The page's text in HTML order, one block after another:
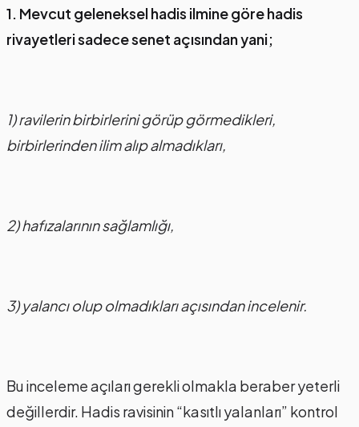
1. Mevcut geleneksel hadis ilmine göre hadis
rivayetleri sadece senet açısından yani;
1) ravilerin birbirlerini görüp görmedikleri,
birbirlerinden ilim alıp almadıkları,
2) hafızalarının sağlamlığı,
3) yalancı olup olmadıkları açısından incelenir.
Bu inceleme açıları gerekli olmakla beraber yeterli
değillerdir. Hadis ravisinin “kasıtlı yalanları” kontrol